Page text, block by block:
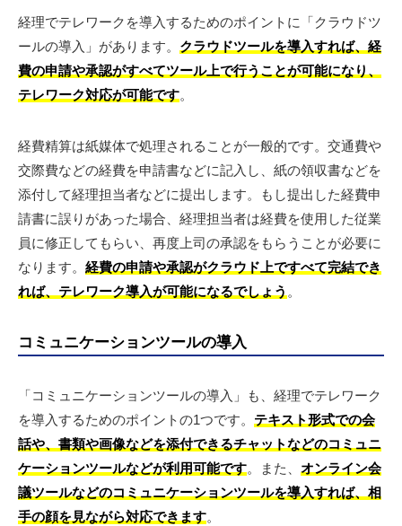
経理でテレワークを導入するためのポイントに「クラウドツ
ールの導入」があります。 クラウドツールを導入すれば、経
費の申請や承認がすべてツール上で行うことが可能になり、
テレワーク対応が可能です。
経費精算は紙媒体で処理されることが一般的です。交通費や
交際費などの経費を申請書などに記入し、紙の領収書などを
添付して経理担当者などに提出します。もし提出した経費申
請書に誤りがあった場合、経理担当者は経費を使用した従業
員に修正してもらい、再度上司の承認をもらうことが必要に
なります。 経費の申請や承認がクラウド上ですべて完結でき
れば、テレワーク導入が可能になるでしょう 。
コミュニケーションツールの導入
「コミュニケーションツールの導入」も、経理でテレワーク
を導入するためのポイントの1つです。 テキスト形式での会
話や、書類や画像などを添付できるチャットなどのコミュニ
ケーションツールなどが利用可能です。また、 オンライン会
議ツールなどのコミュニケーションツールを導入すれば、相
手の顔を見ながら対応できます。